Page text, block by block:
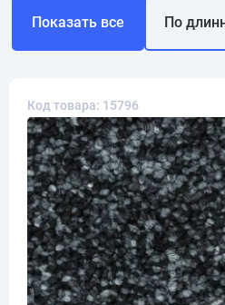
Показать все По
Код товара: 15796